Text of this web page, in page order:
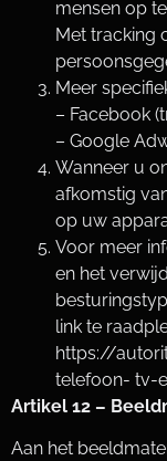
mensen op
Met tracking
Meer
– Facebook
– Google
Wanneer u
afkomstig
op uw
Voor meer
en het
link te
https://
telefoon- tv-
Artikel 12 –
Aan het